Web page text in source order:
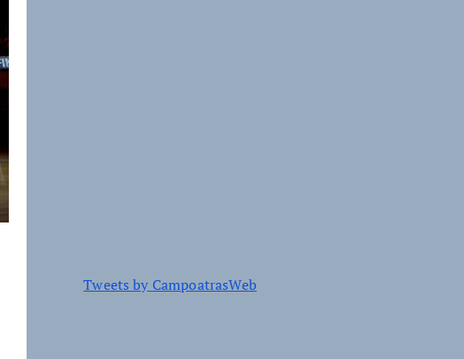
Tweets by CampoatrasWeb